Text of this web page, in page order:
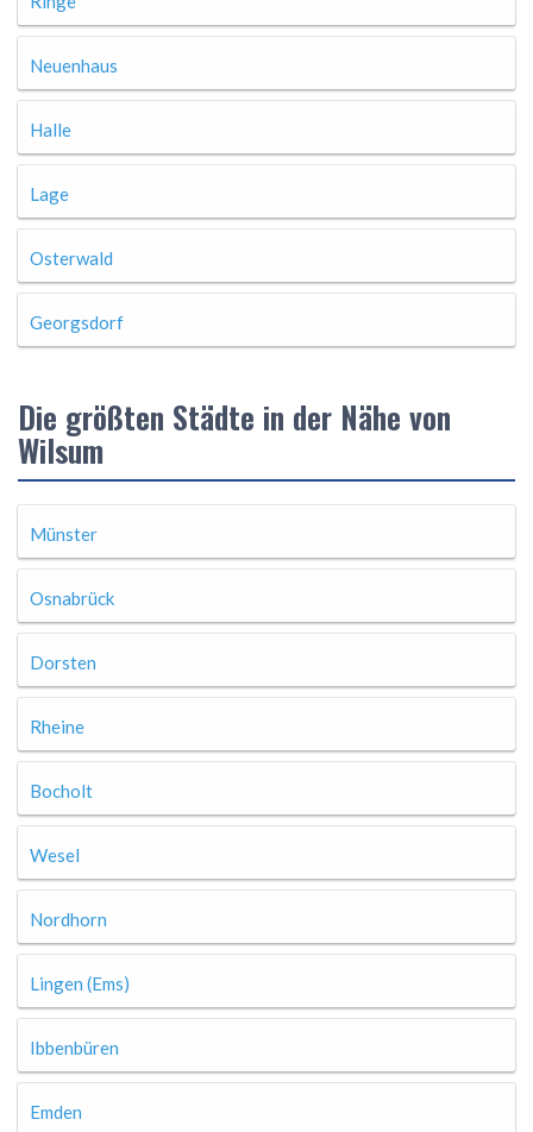
Neuenhaus
Halle
Lage
Osterwald
Georgsdorf
Die größten Städte in der Nähe von
Wilsum
Münster
Osnabrück
Dorsten
Rheine
Bocholt
Wesel
Nordhorn
Lingen (Ems)
Ibbenbüren
Emden